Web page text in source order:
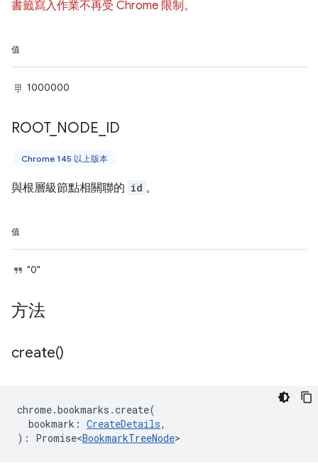
書籤寫入作業不再受 Chrome 限制。
值
1000000
ROOT_ NODE ID
Chrome 145 以上版本
與根層級節點相關聯的 id 。
值
"0"
方法
create()
chrome.bookmarks .create(
bookmark : CreateDetails,
) : Promise<BookmarkTreeNode>